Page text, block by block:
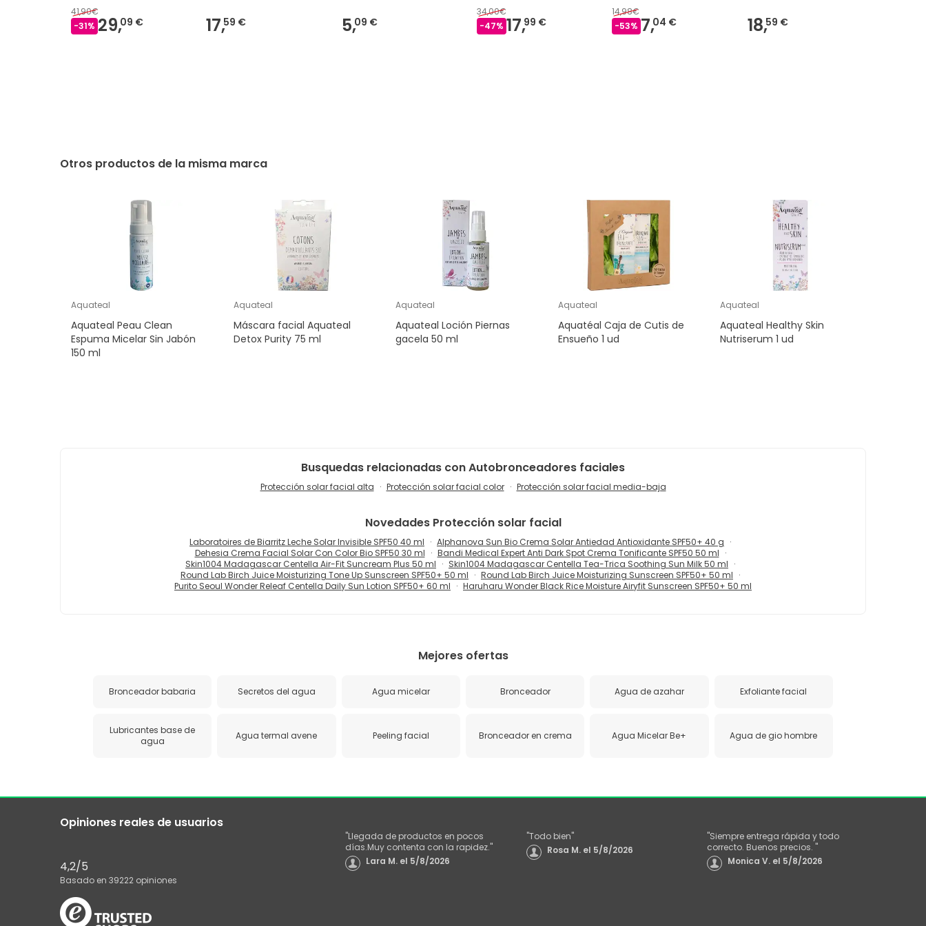
41,90€
-31% 29,09 € 17,59 € 5,09 €
34,00€
-47% 17,99 €
14,98€
-53% 7,04 € 18,59 €
Otros productos de la misma marca
Aquateal
Aquateal Peau Clean
Espuma Micelar Sin Jabón
150 ml
Aquateal
Máscara facial Aquateal
Detox Purity 75 ml
Aquateal
Aquateal Loción Piernas
gacela 50 ml
Aquateal
Aquatéal Caja de Cutis de
Ensueño 1 ud
Aquateal
Aquateal Healthy Skin
Nutriserum 1 ud
Busquedas relacionadas con Autobronceadores faciales
Protección solar facial alta Protección solar facial color Protección solar facial media-baja
Novedades Protección solar facial
Laboratoires de Biarritz Leche Solar Invisible SPF50 40 ml
Alphanova Sun Bio Crema Solar Antiedad Antioxidante SPF50+ 40 g
Dehesia Crema Facial Solar Con Color Bio SPF50 30 ml
Bandi Medical Expert Anti Dark Spot Crema Tonificante SPF50 50 ml
Skin1004 Madagascar Centella Air-Fit Suncream Plus 50 ml
Skin1004 Madagascar Centella Tea-Trica Soothing Sun Milk 50 ml
Round Lab Birch Juice Moisturizing Tone Up Sunscreen SPF50+ 50 ml
Round Lab Birch Juice Moisturizing Sunscreen SPF50+ 50 ml
Purito Seoul Wonder Releaf Centella Daily Sun Lotion SPF50+ 60 ml
Haruharu Wonder Black Rice Moisture Airyfit Sunscreen SPF50+ 50 ml
Mejores ofertas
Bronceador babaria Secretos del agua Agua micelar Bronceador Agua de azahar Exfoliante facial
Lubricantes base de
agua
Agua termal avene Peeling facial Bronceador en crema Agua Micelar Be+ Agua de gio hombre
Opiniones reales de usuarios
4,2/5
Basado en 39222 opiniones
"Llegada de productos en pocos
días.Muy contenta con la rapidez."
Lara M. el 5/8/2026
"Todo bien"
Rosa M. el 5/8/2026
"Siempre entrega rápida y todo
correcto. Buenos precios. "
Monica V. el 5/8/2026